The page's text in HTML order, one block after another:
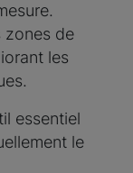
zones de
les
essentiel
le